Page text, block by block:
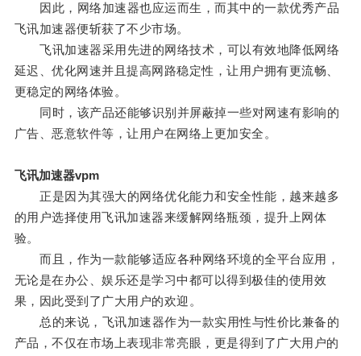
因此，网络加速器也应运而生，而其中的一款优秀产品
飞讯加速器便斩获了不少市场。
飞讯加速器采用先进的网络技术，可以有效地降低网络
延迟、优化网速并且提高网路稳定性，让用户拥有更流畅、
更稳定的网络体验。
同时，该产品还能够识别并屏蔽掉一些对网速有影响的
广告、恶意软件等，让用户在网络上更加安全。
飞讯加速器vpm
正是因为其强大的网络优化能力和安全性能，越来越多
的用户选择使用飞讯加速器来缓解网络瓶颈，提升上网体
验。
而且，作为一款能够适应各种网络环境的全平台应用，
无论是在办公、娱乐还是学习中都可以得到极佳的使用效
果，因此受到了广大用户的欢迎。
总的来说，飞讯加速器作为一款实用性与性价比兼备的
产品，不仅在市场上表现非常亮眼，更是得到了广大用户的